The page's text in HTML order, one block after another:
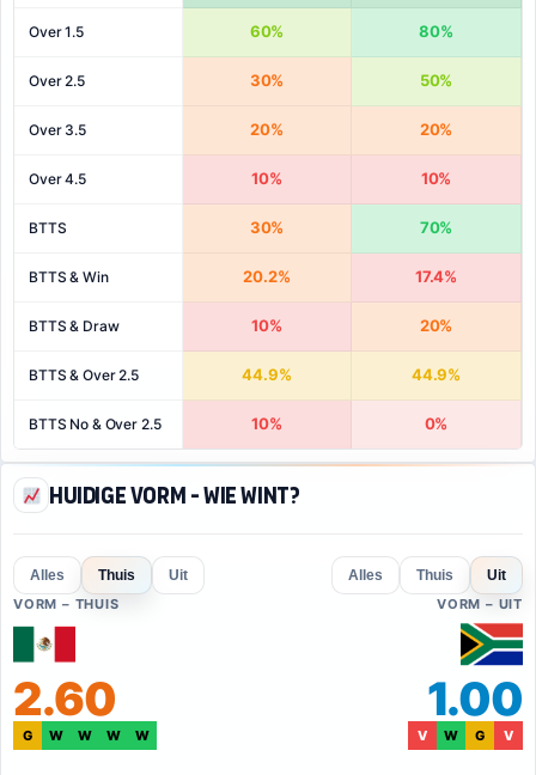
Over 1.5 60% 80%
Over 2.5 30% 50%
Over 3.5 20% 20%
Over 4.5 10% 10%
BTTS 30% 70%
BTTS & Win 20.2% 17.4%
BTTS & Draw 10% 20%
BTTS & Over 2.5 44.9% 44.9%
BTTS No & Over 2.5 10% 0%
Huidige vorm - Wie wint?
Alles Thuis
Uit
VORM – THUIS
2.60
G W W W W
Alles Thuis
Uit
VORM – UIT
1.00
V W G V